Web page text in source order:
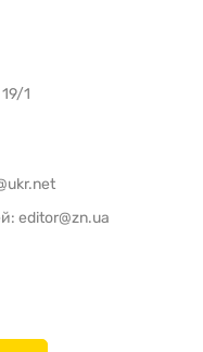
1
editor@zn.ua